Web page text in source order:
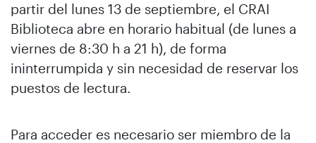
partir del lunes 13 de septiembre, el CRAI
Biblioteca abre en horario habitual (de lunes a
viernes de 8:30 h a 21 h), de forma
ininterrumpida y sin necesidad de reservar los
puestos de lectura.
Para acceder es necesario ser miembro de la